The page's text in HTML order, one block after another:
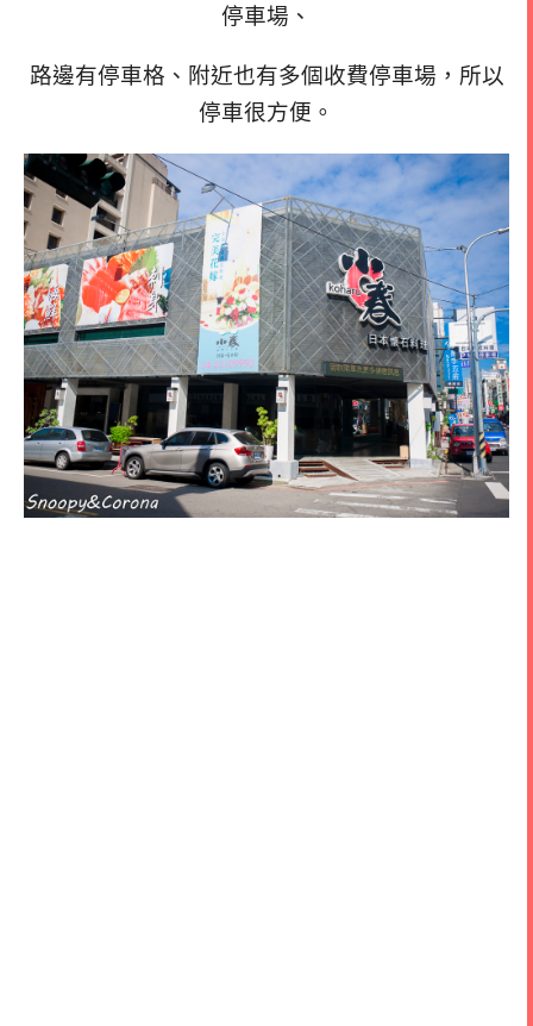
停車場、
路邊有停車格、附近也有多個收費停車場，所以
停車很方便。